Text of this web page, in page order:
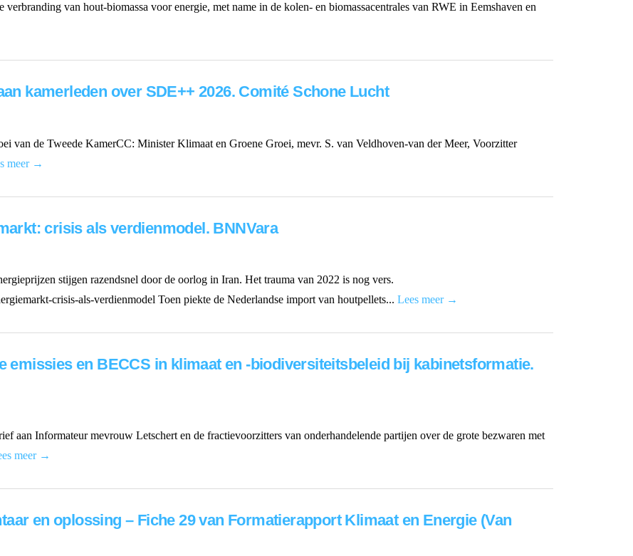
van hout-biomassa voor energie, met name in de kolen- en biomassacentrales van RWE in Eemshaven en
kamerleden over SDE++ 2026. Comité Schone Lucht
van de Tweede KamerCC: Minister Klimaat en Groene Groei, mevr. S. van Veldhoven-van der Meer, Voorzitter
meer →
crisis als verdienmodel. BNNVara
stijgen razendsnel door de oorlog in Iran. Het trauma van 2022 is nog vers.
crisis-als-verdienmodel Toen piekte de Nederlandse import van houtpellets... Lees meer →
emissies en BECCS in klimaat en -biodiversiteitsbeleid bij kabinetsformatie.
aan Informateur mevrouw Letschert en de fractievoorzitters van onderhandelende partijen over de grote bezwaren met
meer →
en oplossing – Fiche 29 van Formatierapport Klimaat en Energie (Van